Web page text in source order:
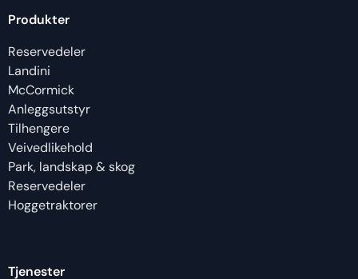
Produkter
Reservedeler
Landini
McCormick
Anleggsutstyr
Tilhengere
Veivedlikehold
Park, landskap & skog
Reservedeler
Hoggetraktorer
Tjenester